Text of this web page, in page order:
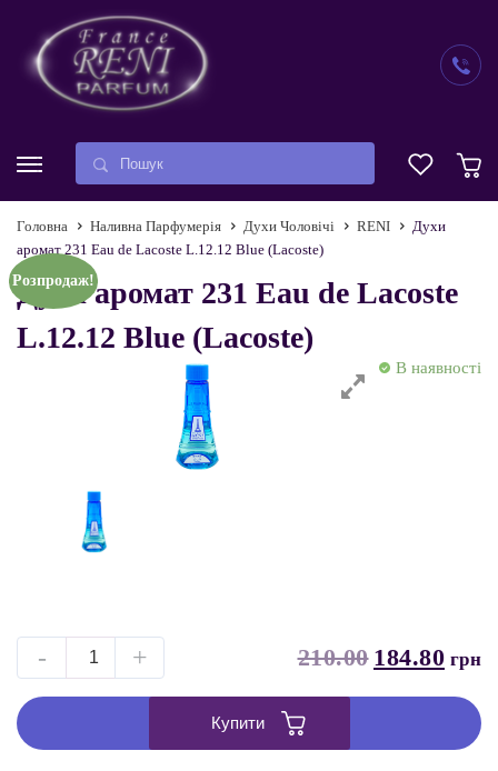
Головна Наливна Парфумерія Духи Чоловічі RENI
Духи
аромат 231 Eau de Lacoste L.12.12 Blue (Lacoste)
Духи аромат 231 Eau de Lacoste
L.12.12 Blue (Lacoste)
В наявності
Розпродаж!
- + 210.00 184.80 грн
Купити